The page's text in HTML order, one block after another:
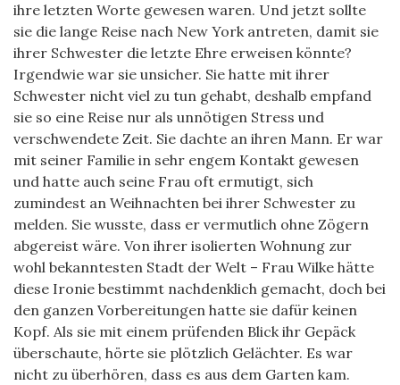
ihre letzten Worte gewesen waren. Und jetzt sollte
sie die lange Reise nach New York antreten, damit sie
ihrer Schwester die letzte Ehre erweisen könnte?
Irgendwie war sie unsicher. Sie hatte mit ihrer
Schwester nicht viel zu tun gehabt, deshalb empfand
sie so eine Reise nur als unnötigen Stress und
verschwendete Zeit. Sie dachte an ihren Mann. Er war
mit seiner Familie in sehr engem Kontakt gewesen
und hatte auch seine Frau oft ermutigt, sich
zumindest an Weihnachten bei ihrer Schwester zu
melden. Sie wusste, dass er vermutlich ohne Zögern
abgereist wäre. Von ihrer isolierten Wohnung zur
wohl bekanntesten Stadt der Welt – Frau Wilke hätte
diese Ironie bestimmt nachdenklich gemacht, doch bei
den ganzen Vorbereitungen hatte sie dafür keinen
Kopf. Als sie mit einem prüfenden Blick ihr Gepäck
überschaute, hörte sie plötzlich Gelächter. Es war
nicht zu überhören, dass es aus dem Garten kam.